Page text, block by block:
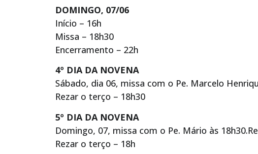
DOMINGO, 07/06
Início – 16h
Missa – 18h30
Encerramento – 22h
4º DIA DA NOVENA
Sábado, dia 06, missa com o Pe. Marcelo
Rezar o terço – 18h30
5º DIA DA NOVENA
Domingo, 07, missa com o Pe. Mário às
Rezar o terço – 18h